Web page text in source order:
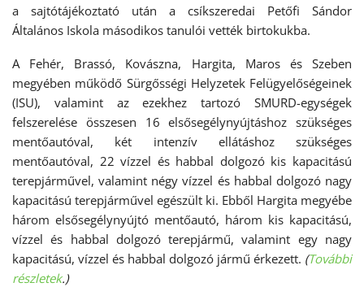
a sajtótájékoztató után a csíkszeredai Petőfi Sándor
Általános Iskola másodikos tanulói vették birtokukba.
A Fehér, Brassó, Kovászna, Hargita, Maros és Szeben
megyében működő Sürgősségi Helyzetek Felügyelőségeinek
(ISU), valamint az ezekhez tartozó SMURD-egységek
felszerelése összesen 16 elsősegélynyújtáshoz szükséges
mentőautóval, két intenzív ellátáshoz szükséges
mentőautóval, 22 vízzel és habbal dolgozó kis kapacitású
terepjárművel, valamint négy vízzel és habbal dolgozó nagy
kapacitású terepjárművel egészült ki. Ebből Hargita megyébe
három elsősegélynyújtó mentőautó, három kis kapacitású,
vízzel és habbal dolgozó terepjármű, valamint egy nagy
kapacitású, vízzel és habbal dolgozó jármű érkezett. (További
részletek.)